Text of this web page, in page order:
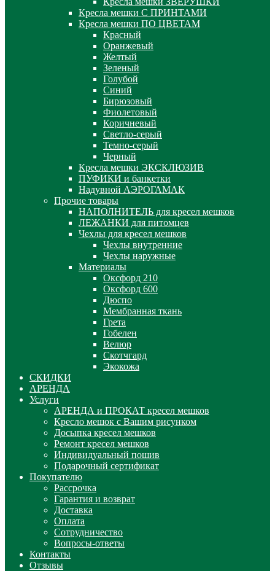
Кресла мешки С ПРИНТАМИ
Кресла мешки ПО ЦВЕТАМ
Красный
Оранжевый
Желтый
Зеленый
Голубой
Синий
Бирюзовый
Фиолетовый
Коричневый
Светло-серый
Темно-серый
Черный
Кресла мешки ЭКСКЛЮЗИВ
ПУФИКИ и банкетки
Надувной АЭРОГАМАК
Прочие товары
НАПОЛНИТЕЛЬ для кресел мешков
ЛЕЖАНКИ для питомцев
Чехлы для кресел мешков
Чехлы внутренние
Чехлы наружные
Материалы
Оксфорд 210
Оксфорд 600
Дюспо
Мембранная ткань
Грета
Гобелен
Велюр
Скотчгард
Экокожа
СКИДКИ
АРЕНДА
Услуги
АРЕНДА и ПРОКАТ кресел мешков
Кресло мешок с Вашим рисунком
Досыпка кресел мешков
Ремонт кресел мешков
Индивидуальный пошив
Подарочный сертификат
Покупателю
Рассрочка
Гарантия и возврат
Доставка
Оплата
Сотрудничество
Вопросы-ответы
Контакты
Отзывы